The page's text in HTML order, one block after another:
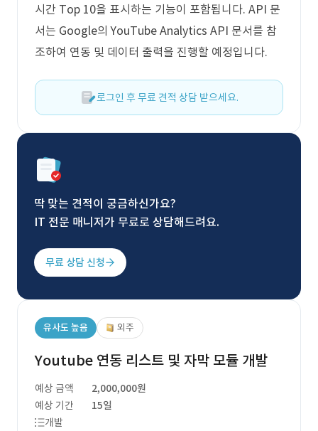
시간 Top 10을 표시하는 기능이 포함됩니다. API 문
서는 Google의 YouTube Analytics API 문서를 참
조하여 연동 및 데이터 출력을 진행할 예정입니다.
로그인 후 무료 견적 상담 받으세요.
딱 맞는 견적이 궁금하신가요?
IT 전문 매니저가 무료로 상담해드려요.
무료 상담 신청
유사도 높음 외주
Youtube 연동 리스트 및 자막 모듈 개발
예상 금액
2,000,000원
예상 기간
15일
개발